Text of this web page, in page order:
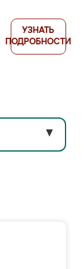
УЗНАТЬ
ПОДРОБНОСТИ
▼